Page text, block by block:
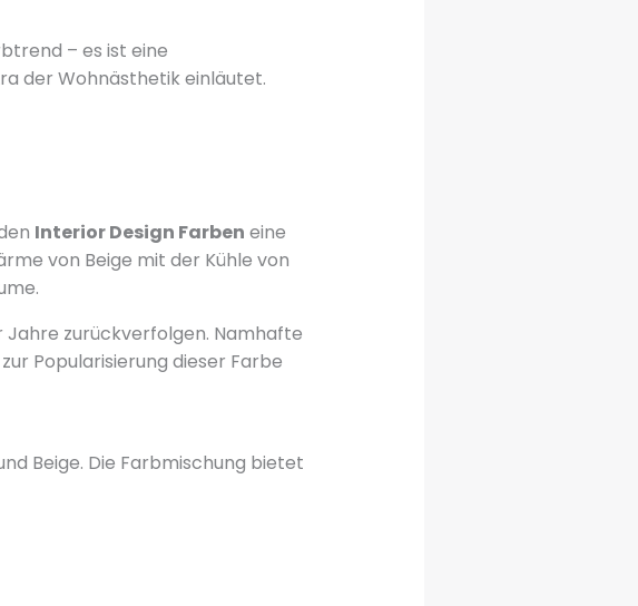
– es ist eine
der Wohnästhetik einläutet.
Interior Design Farben eine
von Beige mit der Kühle von
Jahre zurückverfolgen. Namhafte
Popularisierung dieser Farbe
Beige. Die Farbmischung bietet